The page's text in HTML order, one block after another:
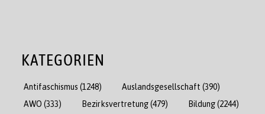
KATEGORIEN
Antifaschismus (1248) Auslandsgesellschaft (390)
AWO (333) Bezirksvertretung(479) Bildung(2244)